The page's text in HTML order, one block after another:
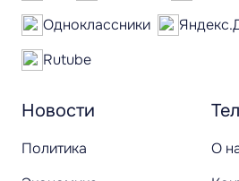
Новости
Политика
О
Одноклассники
Rutube